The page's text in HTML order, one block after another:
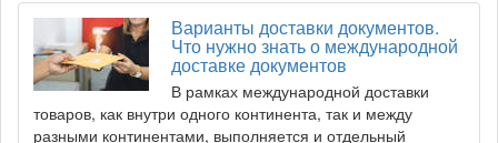
Варианты доставки документов.
Что нужно знать о международной
доставке документов
В рамках международной доставки
товаров, как внутри одного континента, так и между
разными континентами, выполняется и отдельный